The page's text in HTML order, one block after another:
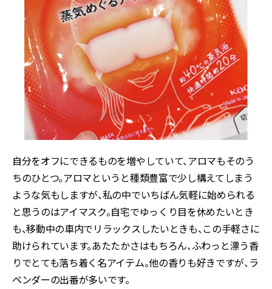
自分をオフにできるものを増やしていて、アロマもそのう
ちのひとつ。アロマというと種類豊富で少し構えてしまう
ような気もしますが、私の中でいちばん気軽に始められる
と思うのはアイマスク。自宅でゆっくり目を休めたいとき
も、移動中の車内でリラックスしたいときも、この手軽さに
助けられています。あたたかさはもちろん、ふわっと漂う香
りでとても落ち着く名アイテム。他の香りも好きですが、ラ
ベンダーの出番が多いです。